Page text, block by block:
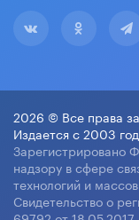
2026 © Все права
Издается с 2003
Зарегистрировано
надзору в сфере
технологий и
Свидетельство о